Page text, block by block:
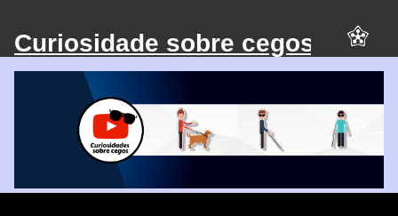
Curiosidade sobre cegos